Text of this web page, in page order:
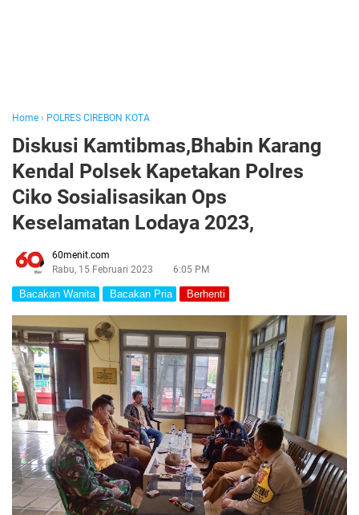
Home › POLRES CIREBON KOTA
Diskusi Kamtibmas,Bhabin Karang
Kendal Polsek Kapetakan Polres
Ciko Sosialisasikan Ops
Keselamatan Lodaya 2023,
60menit.com
Rabu, 15 Februari 2023
6:05 PM
Bacakan Wanita Bacakan Pria Berhenti